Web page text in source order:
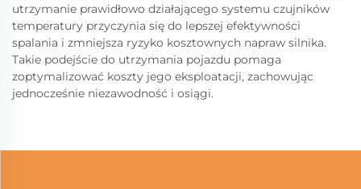
utrzymanie prawidłowo działającego systemu czujników
temperatury przyczynia się do lepszej efektywności
spalania i zmniejsza ryzyko kosztownych napraw silnika.
Takie podejście do utrzymania pojazdu pomaga
zoptymalizować koszty jego eksploatacji, zachowując
jednocześnie niezawodność i osiągi.